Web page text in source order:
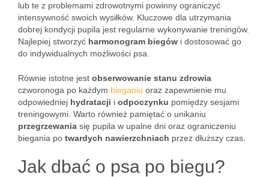
lub te z problemami zdrowotnymi powinny ograniczyć
intensywność swoich wysiłków. Kluczowe dla utrzymania
dobrej kondycji pupila jest regularne wykonywanie treningów.
Najlepiej stworzyć harmonogram biegów i dostosować go
do indywidualnych możliwości psa.
Równie istotne jest obserwowanie stanu zdrowia
czworonoga po każdym bieganiu oraz zapewnienie mu
odpowiedniej hydratacji i odpoczynku pomiędzy sesjami
treningowymi. Warto również pamiętać o unikaniu
przegrzewania się pupila w upalne dni oraz ograniczeniu
biegania po twardych nawierzchniach przez dłuższy czas.
Jak dbać o psa po biegu?